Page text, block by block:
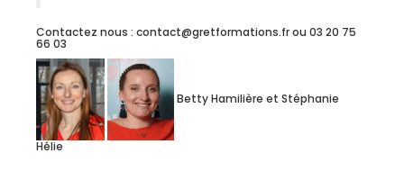
Contactez nous : contact@gretformations.fr ou 03 20 75
66 03
Betty Hamilière et Stéphanie
Hélie